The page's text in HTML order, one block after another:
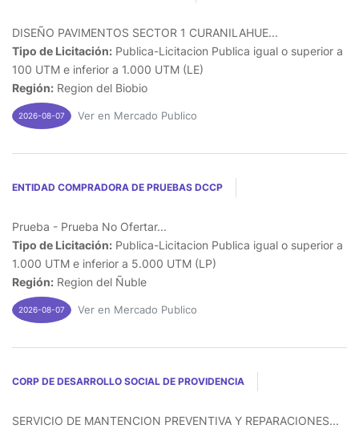
DISEÑO PAVIMENTOS SECTOR 1 CURANILAHUE...
Tipo de Licitación: Publica-Licitacion Publica igual o superior a
100 UTM e inferior a 1.000 UTM (LE)
Región: Region del Biobio
2026-08-07 Ver en Mercado Publico
ENTIDAD COMPRADORA DE PRUEBAS DCCP
Prueba - Prueba No Ofertar...
Tipo de Licitación: Publica-Licitacion Publica igual o superior a
1.000 UTM e inferior a 5.000 UTM (LP)
Región: Region del Ñuble
2026-08-07 Ver en Mercado Publico
CORP DE DESARROLLO SOCIAL DE PROVIDENCIA
SERVICIO DE MANTENCION PREVENTIVA Y REPARACIONES...